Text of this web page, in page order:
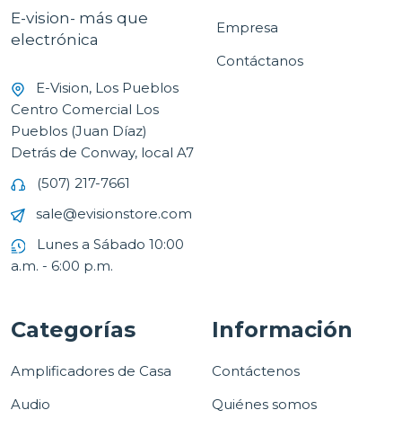
E-vision- más que
electrónica
E-Vision, Los Pueblos
Centro Comercial Los
Pueblos (Juan Díaz)
Detrás de Conway, local A7
(507) 217-7661
sale@evisionstore.com
Lunes a Sábado 10:00
a.m. - 6:00 p.m.
Empresa
Contáctanos
Categorías
Amplificadores de Casa
Audio
Información
Contáctenos
Quiénes somos